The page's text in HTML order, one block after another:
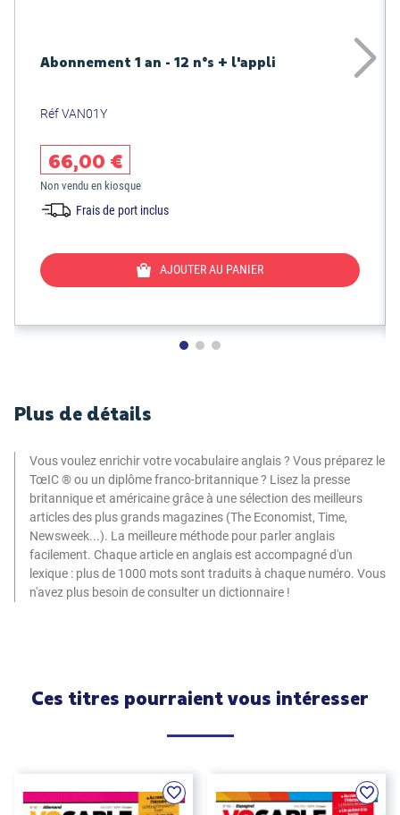
Abonnement 1 an - 12 n°s + l'appli
Réf VAN01Y
66,00 €
Non vendu en kiosque
Frais de port inclus
AJOUTER AU PANIER
Plus de détails
Vous voulez enrichir votre vocabulaire anglais ? Vous préparez le
TœIC ® ou un diplôme franco-britannique ? Lisez la presse
britannique et américaine grâce à une sélection des meilleurs
articles des plus grands magazines (The Economist, Time,
Newsweek...). La meilleure méthode pour parler anglais
facilement. Chaque article en anglais est accompagné d'un
lexique : plus de 1000 mots sont traduits à chaque numéro. Vous
n'avez plus besoin de consulter un dictionnaire !
Ces titres pourraient vous intéresser